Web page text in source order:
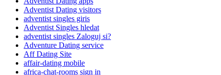
Adventist Dating visitors
adventist singles giris
Adventist Singles hledat
adventist singles Zaloguj si?
Adventure Dating service
Aff Dating Site
affair-dating mobile
africa-chat-rooms sign in